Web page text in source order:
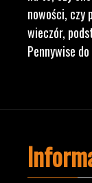
nowości, czy
wieczór,
Pennywise